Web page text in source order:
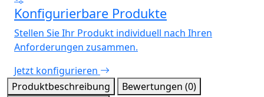
Konfigurierbare Produkte
Stellen Sie Ihr Produkt individuell nach Ihren
Anforderungen zusammen.
Jetzt konfigurieren
Produktbeschreibung
Bewertungen (0)